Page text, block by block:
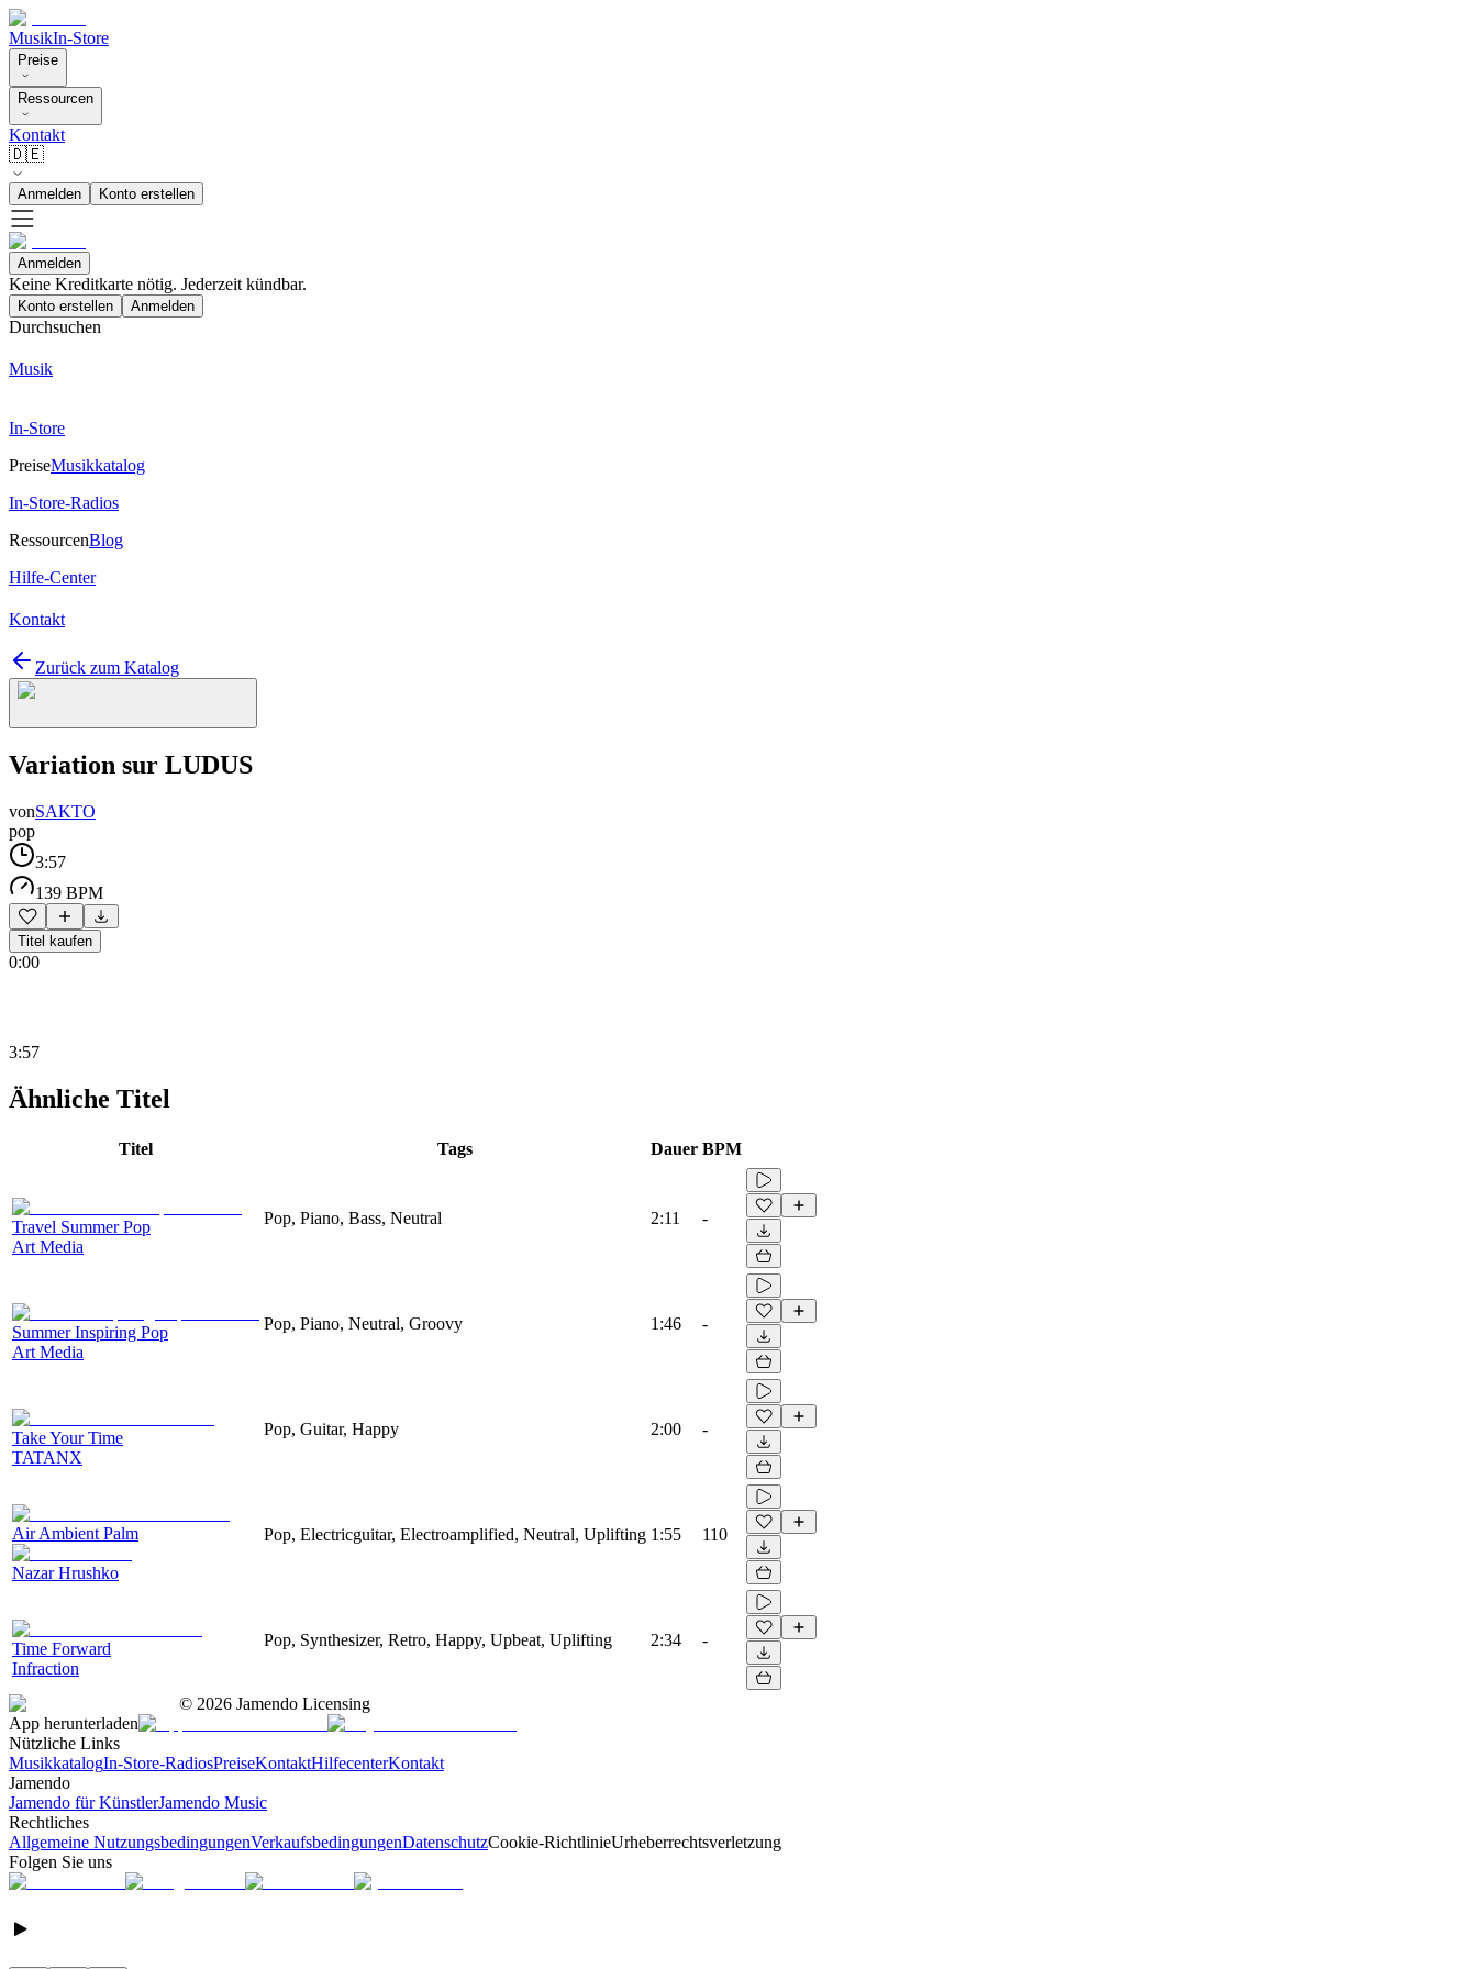
MusikIn-Store
Preise
Ressourcen
Kontakt
🇩🇪
Anmelden Konto erstellen
Anmelden
Keine Kreditkarte nötig. Jederzeit kündbar.
Konto erstellen Anmelden
Durchsuchen
Musik
In-Store
PreiseMusikkatalog
In-Store-Radios
RessourcenBlog
Hilfe-Center
Kontakt
Zurück zum Katalog
Variation sur LUDUS
vonSAKTO
pop
3:57
139 BPM
Titel kaufen
0:00
3:57
Ähnliche Titel
Titel Tags Dauer BPM
Travel Summer Pop
Art Media
Pop, Piano, Bass, Neutral 2:11 -
Summer Inspiring Pop
Art Media
Pop, Piano, Neutral, Groovy 1:46 -
Take Your Time
TATANX
Pop, Guitar, Happy 2:00 -
Air Ambient Palm
Nazar Hrushko
Pop, Electricguitar, Electroamplified, Neutral, Uplifting 1:55 110
Time Forward
Infraction
Pop, Synthesizer, Retro, Happy, Upbeat, Uplifting 2:34 -
© 2026 Jamendo Licensing
App herunterladen
Nützliche Links
MusikkatalogIn-Store-RadiosPreiseKontaktHilfecenterKontakt
Jamendo
Jamendo für KünstlerJamendo Music
Rechtliches
Allgemeine NutzungsbedingungenVerkaufsbedingungenDatenschutzCookie-RichtlinieUrheberrechtsverletzung
Folgen Sie uns